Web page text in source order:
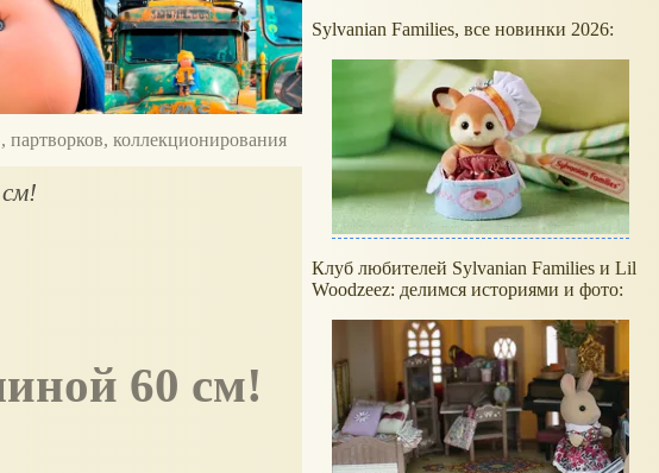
коллекционирования
60 см!
Sylvanian Families, все новинки 2026:
Клуб любителей Sylvanian Families и Lil
Woodzeez: делимся историями и фото: